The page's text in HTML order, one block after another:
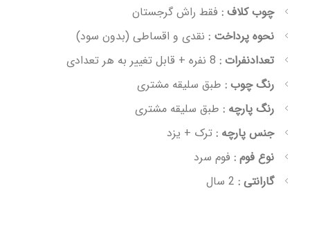
چوب کلاف : فقط راش گرجستان
نحوه پرداخت : نقدی و اقساطی (بدون سود)
تعدادنفرات :
رنگ چوب : طبق سلیقه مشتری
رنگ پارچه : طبق سلیقه مشتری
جنس پارچه : ترک + یزد
نوع فوم : فوم سرد
گارانتی :